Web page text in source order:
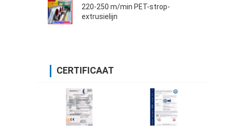
220-250 m/min PET-strop-
extrusielijn
CERTIFICAAT